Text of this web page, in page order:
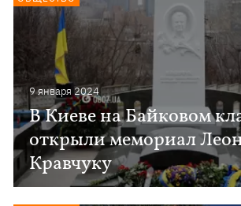
9 января 2024
В Киеве на Байковом
открыли мемориал
Кравчуку